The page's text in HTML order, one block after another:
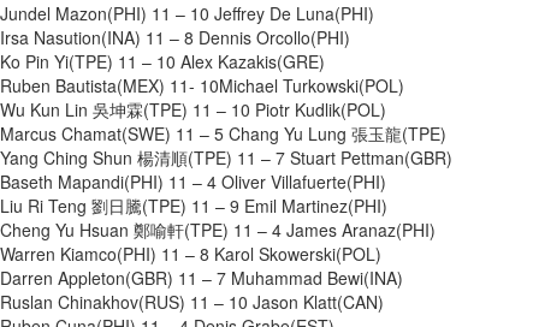
Jundel Mazon(PHI) 11 – 10 Jeffrey De Luna(PHI)
Irsa Nasution(INA) 11 – 8 Dennis Orcollo(PHI)
Ko Pin Yi(TPE) 11 – 10 Alex Kazakis(GRE)
Ruben Bautista(MEX) 11- 10Michael Turkowski(POL)
Wu Kun Lin 吳坤霖(TPE) 11 – 10 Piotr Kudlik(POL)
Marcus Chamat(SWE) 11 – 5 Chang Yu Lung 張玉龍(TPE)
Yang Ching Shun 楊清順(TPE) 11 – 7 Stuart Pettman(GBR)
Baseth Mapandi(PHI) 11 – 4 Oliver Villafuerte(PHI)
Liu Ri Teng 劉日騰(TPE) 11 – 9 Emil Martinez(PHI)
Cheng Yu Hsuan 鄭喻軒(TPE) 11 – 4 James Aranaz(PHI)
Warren Kiamco(PHI) 11 – 8 Karol Skowerski(POL)
Darren Appleton(GBR) 11 – 7 Muhammad Bewi(INA)
Ruslan Chinakhov(RUS) 11 – 10 Jason Klatt(CAN)